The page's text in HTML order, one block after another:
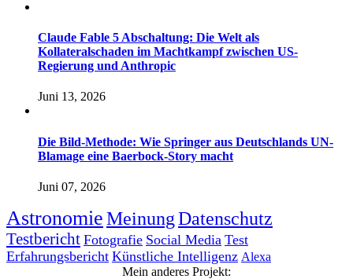
Claude Fable 5 Abschaltung: Die Welt als
Kollateralschaden im Machtkampf zwischen US-
Regierung und Anthropic
Juni 13, 2026
Die Bild-Methode: Wie Springer aus Deutschlands UN-
Blamage eine Baerbock-Story macht
Juni 07, 2026
AstronomieMeinungDatenschutz
Testbericht Fotografie Social Media Test
Erfahrungsbericht Künstliche Intelligenz Alexa
Mein anderes Projekt: